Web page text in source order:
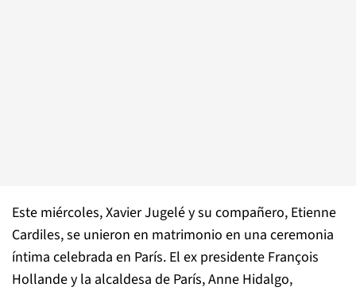
Este miércoles, Xavier Jugelé y su compañero, Etienne
Cardiles, se unieron en matrimonio en una ceremonia
íntima celebrada en París. El ex presidente François
Hollande y la alcaldesa de París, Anne Hidalgo,